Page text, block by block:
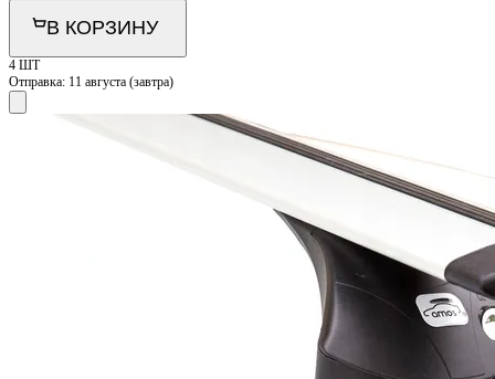
В КОРЗИНУ
4 ШТ
Отправка: 11 августа (завтра)